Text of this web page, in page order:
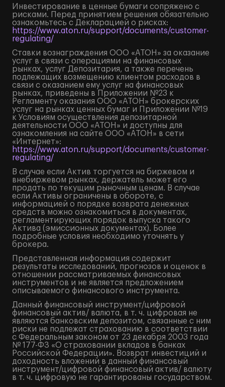
Инвестирование в ценные бумаги сопряжено с
рисками. Перед принятием решения обязательно
ознакомьтесь с Декларацией о рисках:
https://www.aton.ru/support/documents/customer-
regulating/
Ставки вознаграждения ООО «АТОН» за оказание
услуг в связи с операциями на финансовых
рынках, услуг Депозитария, а также перечень
подлежащих возмещению клиентом расходов в
связи с оказанием ему услуг на финансовых
рынках, приведены в Приложении №23 к
Регламенту оказания ООО «АТОН» брокерских
услуг на рынках ценных бумаг и Приложении №19
к Условиям осуществления депозитарной
деятельности ООО «АТОН» и доступны для
ознакомления на сайте ООО «АТОН» в сети
«Интернет»:
https://www.aton.ru/support/documents/customer-
regulating/
В случае если Актив торгуется на биржевом и
внебиржевом рынках, держатель может его
продать по текущим рыночным ценам. В случае
если Активы ограничены в обороте, с
информацией о порядке возврата денежных
средств можно ознакомиться в документах,
регламентирующих порядок выпуска такого
Актива (эмиссионных документах). Более
подробные условия необходимо уточнять у
брокера.
Представленная информация содержит
результаты исследований, прогнозов и оценок в
отношении рассматриваемых финансовых
инструментов и не является предложением
описываемого финансового инструмента.
Данный финансовый инструмент/цифровой
финансовый актив/ валюта, в т. ч. цифровая не
являются банковским депозитом, связанные с ним
риски не подлежат страхованию в соответствии
с Федеральным законом от 23 декабря 2003 года
№ 177-ФЗ «О страховании вкладов в банках
Российской Федерации». Возврат инвестиций и
доходность вложений в данный финансовый
инструмент/цифровой финансовый актив/ валюту
в т. ч. цифровую не гарантированы государством.